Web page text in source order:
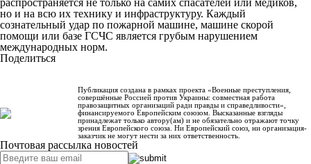
распространяется не только на самих спасателей или медиков,
но и на всю их технику и инфраструктуру. Каждый
сознательный удар по пожарной машине, машине скорой
помощи или базе ГСЧС является грубым нарушением
международных норм.
Поделиться
Публикация создана в рамках проекта «Военные преступления,
совершённые Россией против Украины: совместная работа
правозащитных организаций ради правды и справедливости»,
финансируемого Европейским союзом. Высказанные взгляды
принадлежат только автору(ам) и не обязательно отражают точку
зрения Европейского союза. Ни Европейский союз, ни организация-
заказчик не могут нести за них ответственность.
Почтовая рассылка новостей